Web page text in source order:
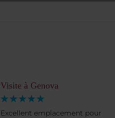
Visite à Genova
Excellent emplacement pour